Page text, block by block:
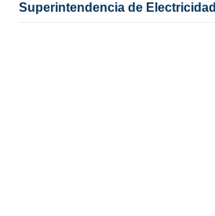
Superintendencia de Electricidad